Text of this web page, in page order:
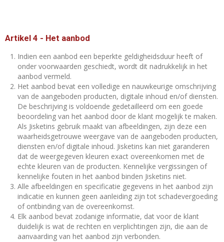
Artikel 4 - Het aanbod
Indien een aanbod een beperkte geldigheidsduur heeft of
onder voorwaarden geschiedt, wordt dit nadrukkelijk in het
aanbod vermeld.
Het aanbod bevat een volledige en nauwkeurige omschrijving
van de aangeboden producten, digitale inhoud en/of diensten.
De beschrijving is voldoende gedetailleerd om een goede
beoordeling van het aanbod door de klant mogelijk te maken.
Als Jisketins gebruik maakt van afbeeldingen, zijn deze een
waarheidsgetrouwe weergave van de aangeboden producten,
diensten en/of digitale inhoud. Jisketins kan niet garanderen
dat de weergegeven kleuren exact overeenkomen met de
echte kleuren van de producten. Kennelijke vergissingen of
kennelijke fouten in het aanbod binden Jisketins niet.
Alle afbeeldingen en specificatie gegevens in het aanbod zijn
indicatie en kunnen geen aanleiding zijn tot schadevergoeding
of ontbinding van de overeenkomst.
Elk aanbod bevat zodanige informatie, dat voor de klant
duidelijk is wat de rechten en verplichtingen zijn, die aan de
aanvaarding van het aanbod zijn verbonden.